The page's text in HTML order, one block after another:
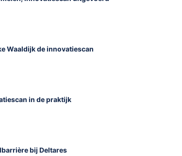
Waaldijk de innovatiescan
in de praktijk
bij Deltares